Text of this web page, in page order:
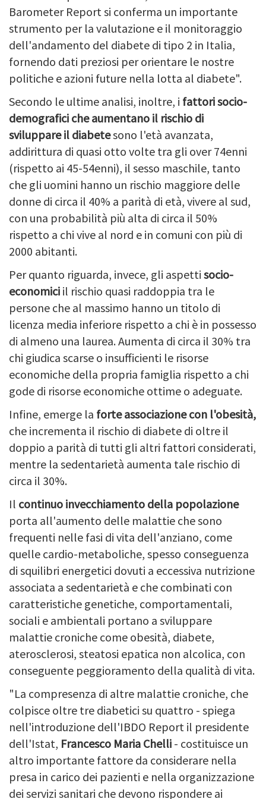
Barometer Report si conferma un importante
strumento per la valutazione e il monitoraggio
dell'andamento del diabete di tipo 2 in Italia,
fornendo dati preziosi per orientare le nostre
politiche e azioni future nella lotta al diabete".
Secondo le ultime analisi, inoltre, i fattori socio-
demografici che aumentano il rischio di
sviluppare il diabetesono l'età avanzata,
addirittura di quasi otto volte tra gli over 74enni
(rispetto ai 45-54enni), il sesso maschile, tanto
che gli uomini hanno un rischio maggiore delle
donne di circa il 40% a parità di età, vivere al sud,
con una probabilità più alta di circa il 50%
rispetto a chi vive al nord e in comuni con più di
2000 abitanti.
Per quanto riguarda, invece, gli aspetti socio-
economici il rischio quasi raddoppia tra le
persone che al massimo hanno un titolo di
licenza media inferiore rispetto a chi è in possesso
di almeno una laurea. Aumenta di circa il 30% tra
chi giudica scarse o insufficienti le risorse
economiche della propria famiglia rispetto a chi
gode di risorse economiche ottime o adeguate.
Infine, emerge la forte associazione con l'obesità,
che incrementa il rischio di diabete di oltre il
doppio a parità di tutti gli altri fattori considerati,
mentre la sedentarietà aumenta tale rischio di
circa il 30%.
Il continuo invecchiamento della popolazione
porta all'aumento delle malattie che sono
frequenti nelle fasi di vita dell'anziano, come
quelle cardio-metaboliche, spesso conseguenza
di squilibri energetici dovuti a eccessiva nutrizione
associata a sedentarietà e che combinati con
caratteristiche genetiche, comportamentali,
sociali e ambientali portano a sviluppare
malattie croniche come obesità, diabete,
aterosclerosi, steatosi epatica non alcolica, con
conseguente peggioramento della qualità di vita.
"La compresenza di altre malattie croniche, che
colpisce oltre tre diabetici su quattro - spiega
nell'introduzione dell'IBDO Report il presidente
dell'Istat, Francesco Maria Chelli - costituisce un
altro importante fattore da considerare nella
presa in carico dei pazienti e nella organizzazione
dei servizi sanitari che devono rispondere ai